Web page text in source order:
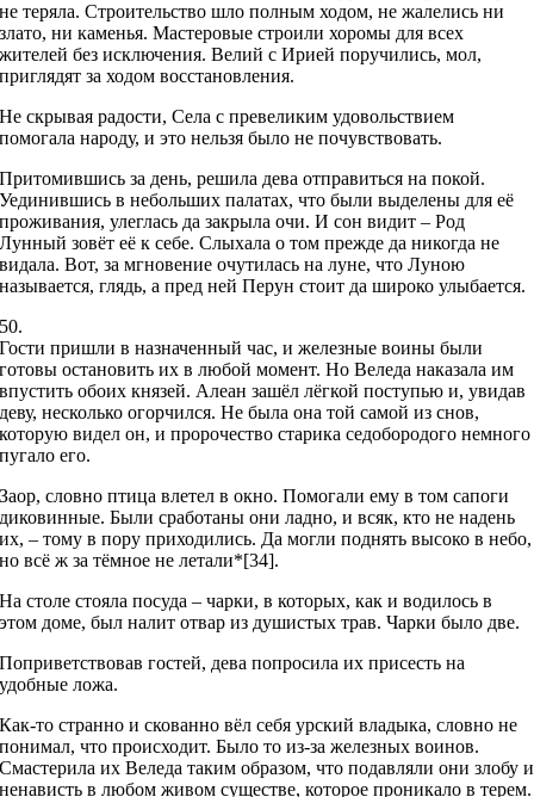
не теряла. Строительство шло полным ходом, не жалелись ни
злато, ни каменья. Мастеровые строили хоромы для всех
жителей без исключения. Велий с Ирией поручились, мол,
приглядят за ходом восстановления.
Не скрывая радости, Села с превеликим удовольствием
помогала народу, и это нельзя было не почувствовать.
Притомившись за день, решила дева отправиться на покой.
Уединившись в небольших палатах, что были выделены для её
проживания, улеглась да закрыла очи. И сон видит – Род
Лунный зовёт её к себе. Слыхала о том прежде да никогда не
видала. Вот, за мгновение очутилась на луне, что Луною
называется, глядь, а пред ней Перун стоит да широко улыбается.
50.
Гости пришли в назначенный час, и железные воины были
готовы остановить их в любой момент. Но Веледа наказала им
впустить обоих князей. Алеан зашёл лёгкой поступью и, увидав
деву, несколько огорчился. Не была она той самой из снов,
которую видел он, и пророчество старика седобородого немного
пугало его.
Заор, словно птица влетел в окно. Помогали ему в том сапоги
диковинные. Были сработаны они ладно, и всяк, кто не надень
их, – тому в пору приходились. Да могли поднять высоко в небо,
но всё ж за тёмное не летали*[34].
На столе стояла посуда – чарки, в которых, как и водилось в
этом доме, был налит отвар из душистых трав. Чарки было две.
Поприветствовав гостей, дева попросила их присесть на
удобные ложа.
Как-то странно и скованно вёл себя урский владыка, словно не
понимал, что происходит. Было то из-за железных воинов.
Смастерила их Веледа таким образом, что подавляли они злобу и
ненависть в любом живом существе, которое проникало в терем.